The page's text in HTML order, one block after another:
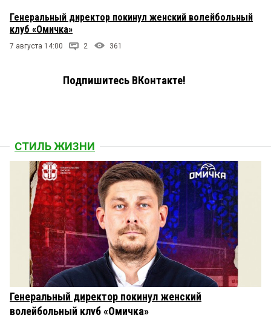
Генеральный директор покинул женский волейбольный
клуб «Омичка»
7 августа 14:00 2 361
Подпишитесь ВКонтакте!
СТИЛЬ ЖИЗНИ
Генеральный директор покинул женский
волейбольный клуб «Омичка»